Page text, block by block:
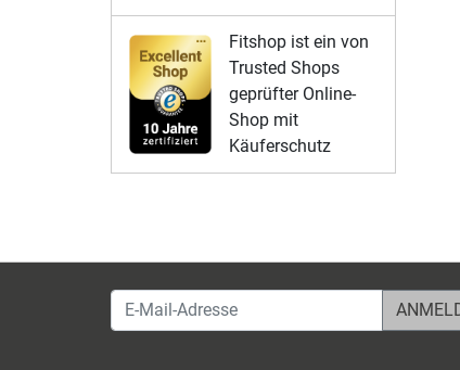
Fitshop ist ein von
Trusted Shops
geprüfter Online-
Shop mit
Käuferschutz
E-Mail-Adresse